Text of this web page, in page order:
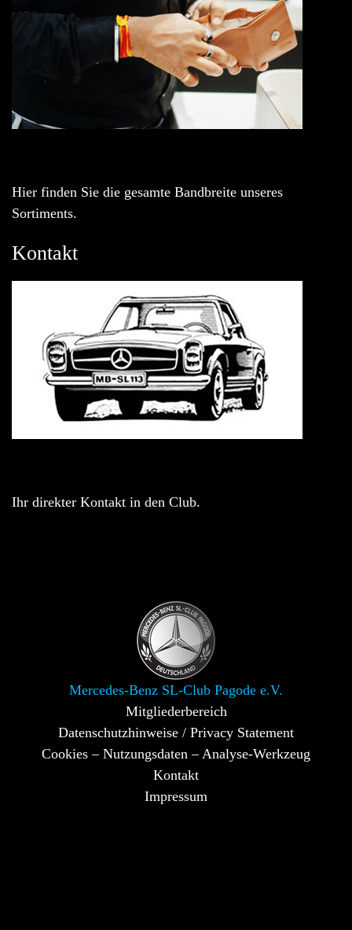
Hier finden Sie die gesamte Bandbreite unseres
Sortiments.
Kontakt
Ihr direkter Kontakt in den Club.
Mercedes-Benz SL-Club Pagode e.V.
Mitgliederbereich
Datenschutzhinweise / Privacy Statement
Cookies – Nutzungsdaten – Analyse-Werkzeug
Kontakt
Impressum